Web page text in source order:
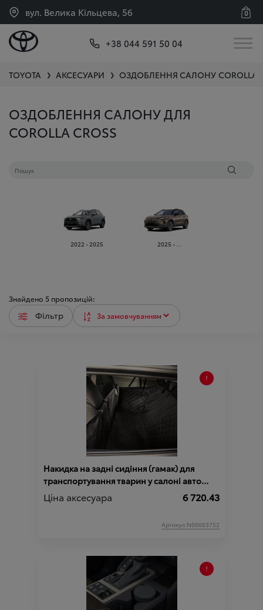
вул. Велика Кільцева, 56 0
+38 044 591 50 04
TOYOTA ❯ АКСЕСУАРИ ❯ ОЗДОБЛЕННЯ САЛОНУ COROLLA
ОЗДОБЛЕННЯ САЛОНУ ДЛЯ
COROLLA CROSS
2022 - 2025 2025 - ...
Знайдено 5 пропозицій:
Фільтр
Накидка на задні сидіння (гамак) для
транспортування тварин у салоні авто
(TOYOTA)
Ціна аксесуара 6 720.43
Артикул:N00003752